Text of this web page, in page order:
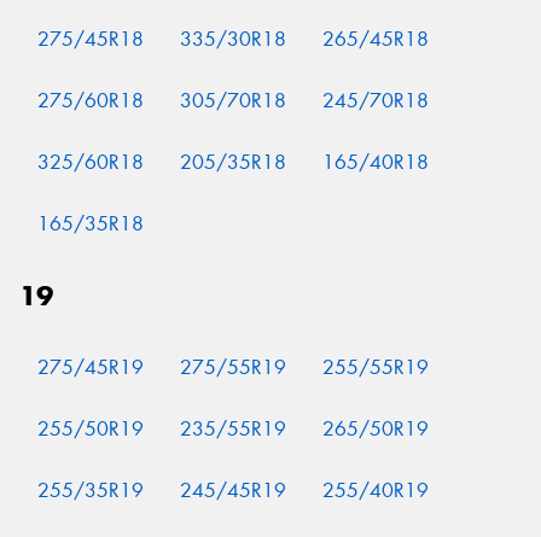
275/45R18 335/30R18 265/45R18
275/60R18 305/70R18 245/70R18
325/60R18 205/35R18 165/40R18
165/35R18
19
275/45R19 275/55R19 255/55R19
255/50R19 235/55R19 265/50R19
255/35R19 245/45R19 255/40R19